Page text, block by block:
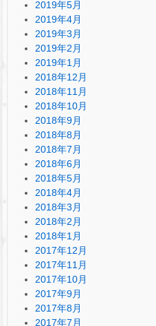
2019年5月
2019年4月
2019年3月
2019年2月
2019年1月
2018年12月
2018年11月
2018年10月
2018年9月
2018年8月
2018年7月
2018年6月
2018年5月
2018年4月
2018年3月
2018年2月
2018年1月
2017年12月
2017年11月
2017年10月
2017年9月
2017年8月
2017年7月